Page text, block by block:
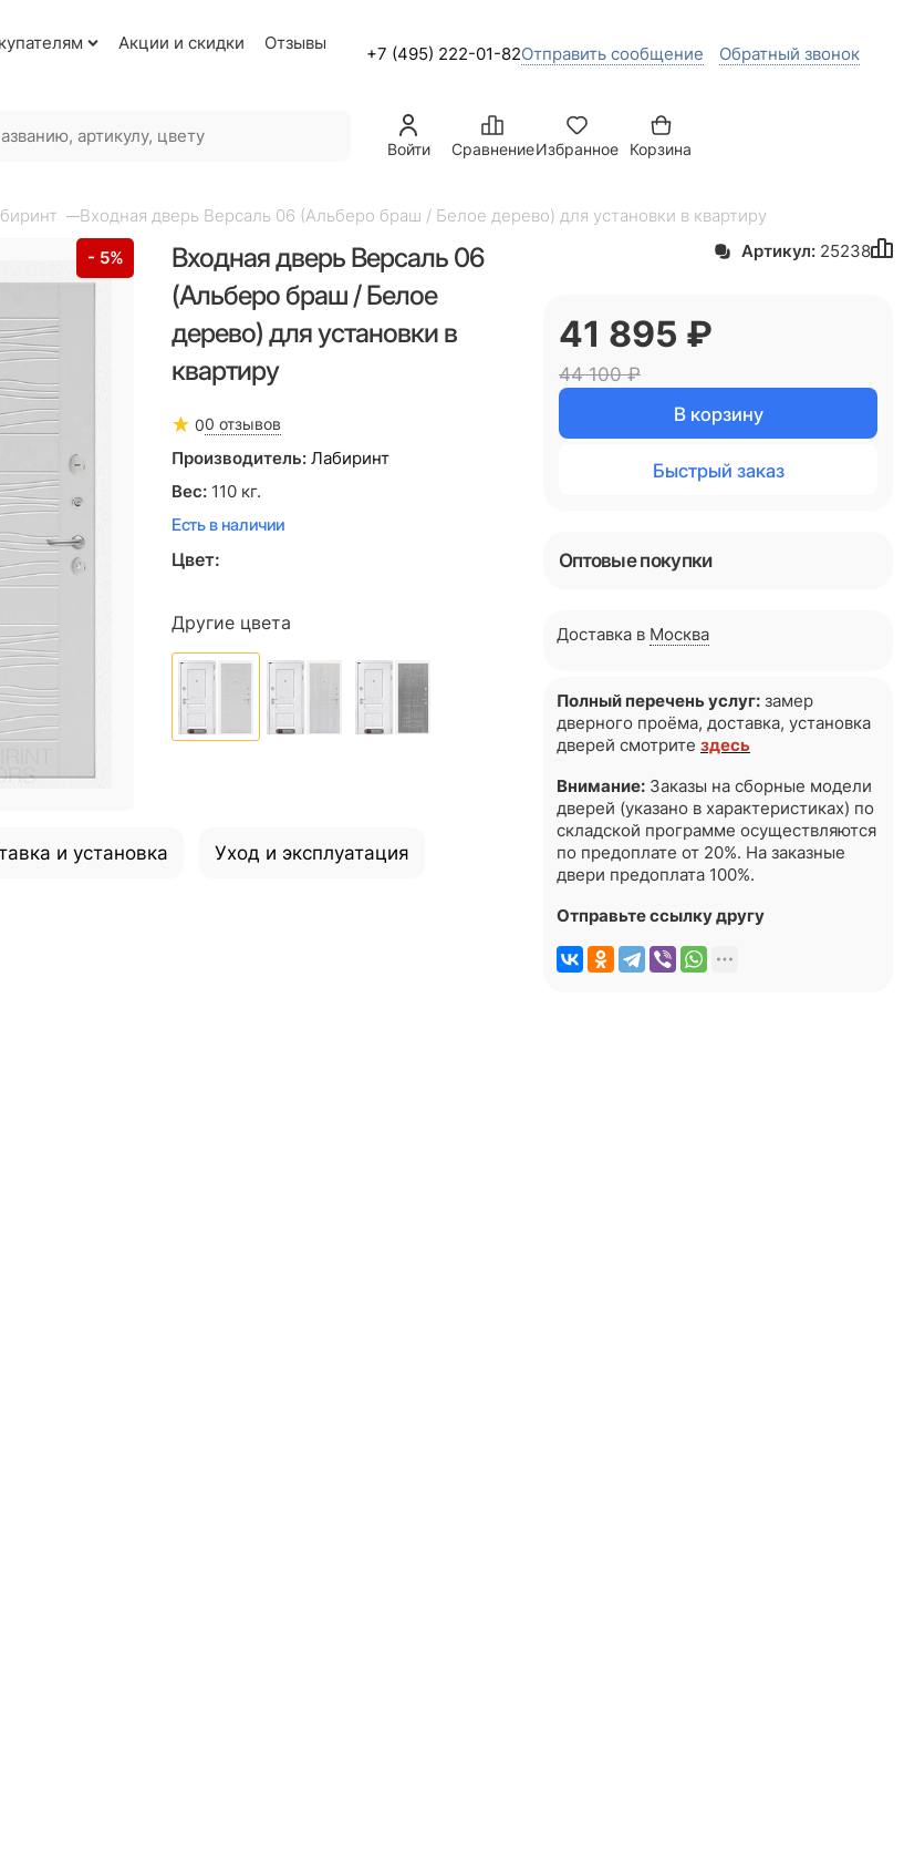
Акции и скидки
Отзывы
+7 (495) 222-01-82Отправить сообщение Обратный звонок
Войти СравнениеИзбранное Корзина
Входная дверь Версаль 06 (Альберо браш / Белое дерево) для установки в квартиру
- 5%
Входная дверь Версаль 06
(Альберо браш / Белое
дерево) для установки в
квартиру
00 отзывов
Производитель: Лабиринт
Вес: 110 кг.
Есть в наличии
Цвет:
Другие цвета
и установка Уход и эксплуатация
Артикул: 25238
44 100 ₽
41 895 ₽
В корзину
Быстрый заказ
Оптовые покупки
Доставка в Москва
Полный перечень услуг: замер
дверного проёма, доставка, установка
дверей смотрите здесь
Внимание: Заказы на сборные модели
дверей (указано в характеристиках) по
складской программе осуществляются
по предоплате от 20%. На заказные
двери предоплата 100%.
Отправьте ссылку другу